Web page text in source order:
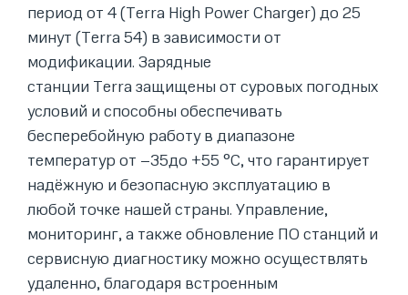
период от 4 (Terra High Power Сharger) до 25
минут (Terra 54) в зависимости от
модификации. Зарядные
станции Terra защищены от суровых погодных
условий и способны обеспечивать
бесперебойную работу в диапазоне
температур от –35до +55 °С, что гарантирует
надёжную и безопасную эксплуатацию в
любой точке нашей страны. Управление,
мониторинг, а также обновление ПО станций и
сервисную диагностику можно осуществлять
удаленно, благодаря встроенным